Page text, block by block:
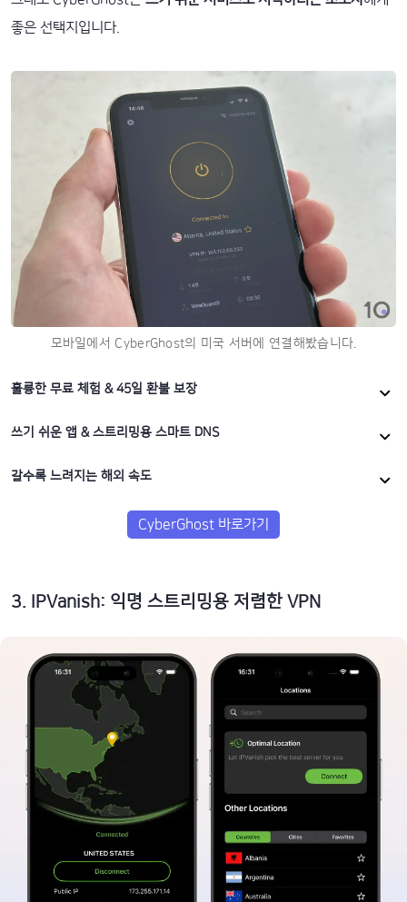
좋은 선택지입니다.
모바일에서 CyberGhost의 미국 서버에 연결해봤습니다.
훌륭한 무료 체험 & 45일 환불 보장
쓰기 쉬운 앱 & 스트리밍용 스마트 DNS
갈수록 느려지는 해외 속도
CyberGhost 바로가기
3. IPVanish: 익명 스트리밍용 저렴한 VPN